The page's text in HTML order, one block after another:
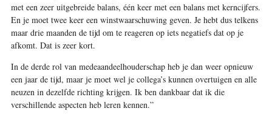
met een zeer uitgebreide balans, één keer met een balans met kerncijfers.
En je moet twee keer een winstwaarschuwing geven. Je hebt dus telkens
maar drie maanden de tijd om te reageren op iets negatiefs dat op je
afkomt. Dat is zeer kort.
In de derde rol van medeaandeelhouderschap heb je dan weer opnieuw
een jaar de tijd, maar je moet wel je collega’s kunnen overtuigen en alle
neuzen in dezelfde richting krijgen. Ik ben dankbaar dat ik die
verschillende aspecten heb leren kennen.”